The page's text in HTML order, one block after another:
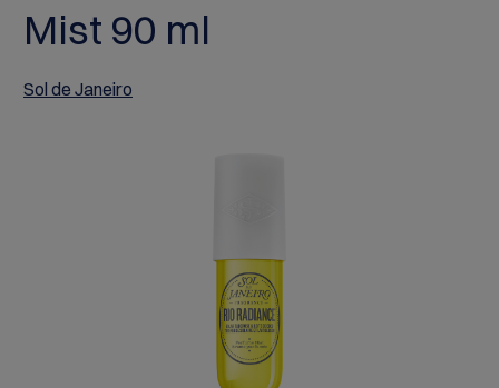
Mist 90 ml
Sol de Janeiro